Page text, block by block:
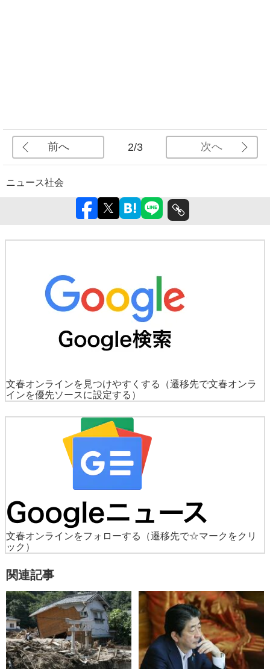
前へ 2/3 次へ
ニュース社会
文春オンラインを見つけやすくする
（遷移先で文春オンラ
インを優先ソースに設定する）
文春オンラインをフォローする
（遷移先で☆マークをクリ
ック）
関連記事